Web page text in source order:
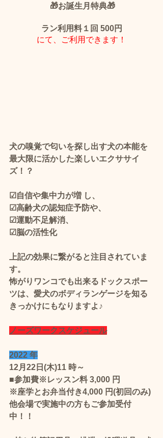
🎁お誕生月特典🎁
ラン利用料１回 500円
にて、ご利用できます！
犬の嗅覚で匂いを探し出す犬の本能を
最大限に活かした楽しいエクササイ
ズ！？
☑自信や集中力が増 し、
☑高齢犬の認知症予防や、
☑運動不足解消、
☑脳の活性化
上記の効果に繋がると注目されていま
す。
怖がりワンコでも出来るドックスポー
ツは、愛犬のボディランゲージを知る
きっかけにもなりますよ♪
ノーズワークスケジュール
2022 年
12月22日(木)11 時～
■参加費※レッスン料 3,000 円
※座学とお弁当付き4,000 円(初回のみ)
他会場で実施中の方もご参加受付
中！！